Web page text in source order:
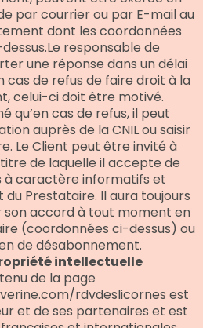
par courrier ou par E-mail au
dont les coordonnées
responsable de
une réponse dans un délai
cas de refus de faire droit à la
celui-ci doit être motivé.
qu’en cas de refus, il peut
auprès de la CNIL ou saisir
Le Client peut être invité à
de laquelle il accepte de
à caractère informatifs et
Prestataire. Il aura toujours
son accord à tout moment en
(coordonnées ci-dessus) ou
de désabonnement.
intellectuelle
de la page
rdvdeslicornes est
et de ses partenaires et est